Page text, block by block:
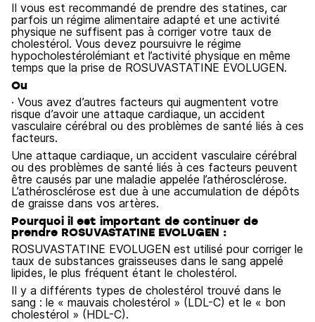
Il vous est recommandé de prendre des statines, car
parfois un régime alimentaire adapté et une activité
physique ne suffisent pas à corriger votre taux de
cholestérol. Vous devez poursuivre le régime
hypocholestérolémiant et l’activité physique en même
temps que la prise de ROSUVASTATINE EVOLUGEN.
Ou
· Vous avez d’autres facteurs qui augmentent votre
risque d’avoir une attaque cardiaque, un accident
vasculaire cérébral ou des problèmes de santé liés à ces
facteurs.
Une attaque cardiaque, un accident vasculaire cérébral
ou des problèmes de santé liés à ces facteurs peuvent
être causés par une maladie appelée l’athérosclérose.
L’athérosclérose est due à une accumulation de dépôts
de graisse dans vos artères.
Pourquoi il est important de continuer de
prendre ROSUVASTATINE EVOLUGEN :
ROSUVASTATINE EVOLUGEN est utilisé pour corriger le
taux de substances graisseuses dans le sang appelé
lipides, le plus fréquent étant le cholestérol.
Il y a différents types de cholestérol trouvé dans le
sang : le « mauvais cholestérol » (LDL-C) et le « bon
cholestérol » (HDL-C).